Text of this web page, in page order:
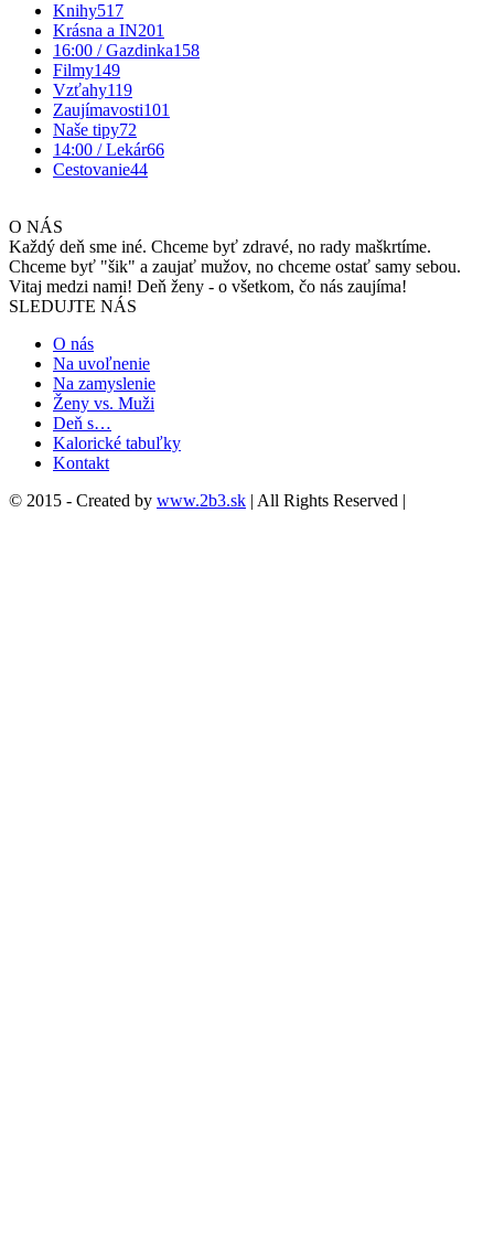
Knihy517
Krásna a IN201
16:00 / Gazdinka158
Filmy149
Vzťahy119
Zaujímavosti101
Naše tipy72
14:00 / Lekár66
Cestovanie44
O NÁS
Každý deň sme iné. Chceme byť zdravé, no rady maškrtíme.
Chceme byť "šik" a zaujať mužov, no chceme ostať samy sebou.
Vitaj medzi nami! Deň ženy - o všetkom, čo nás zaujíma!
SLEDUJTE NÁS
O nás
Na uvoľnenie
Na zamyslenie
Ženy vs. Muži
Deň s…
Kalorické tabuľky
Kontakt
© 2015 - Created by www.2b3.sk | All Rights Reserved |